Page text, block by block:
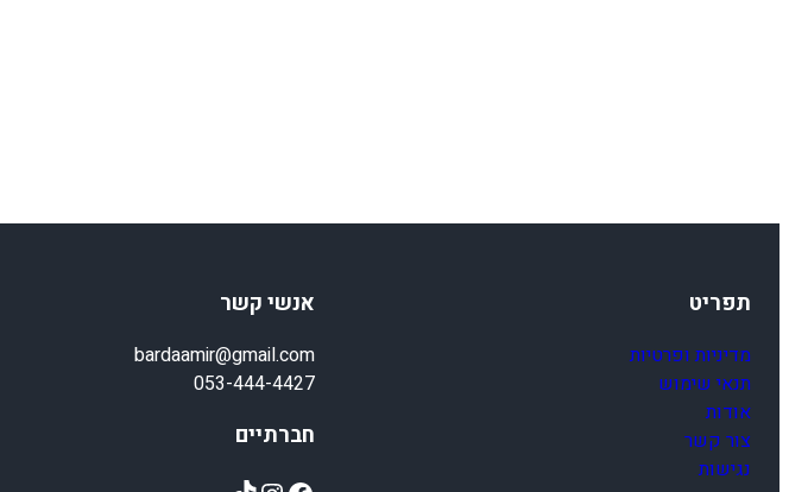
תפריט
מדיניות ופרטיות
תנאי שימוש
אודות
צור קשר
נגישות
אנשי קשר
bardaamir@gmail.com
053-444-4427
חברתיים